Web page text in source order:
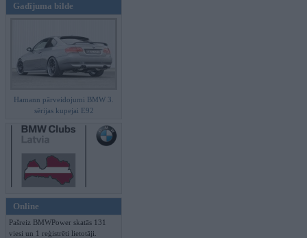
Gadījuma bilde
Hamann pārveidojumi BMW 3.
sērijas kupejai E92
Online
Pašreiz BMWPower skatās 131
viesi un 1 reģistrēti lietotāji.